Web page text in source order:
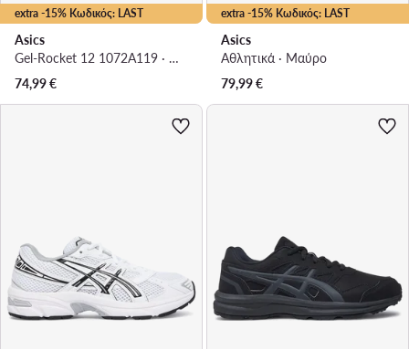
extra -15% Κωδικός: LAST
Asics
Gel-Rocket 12 1072A119 · Παπούτσια Σάλας
74,99€
extra -15% Κωδικός: LAST
Asics
Αθλητικά · Μαύρο
79,99€